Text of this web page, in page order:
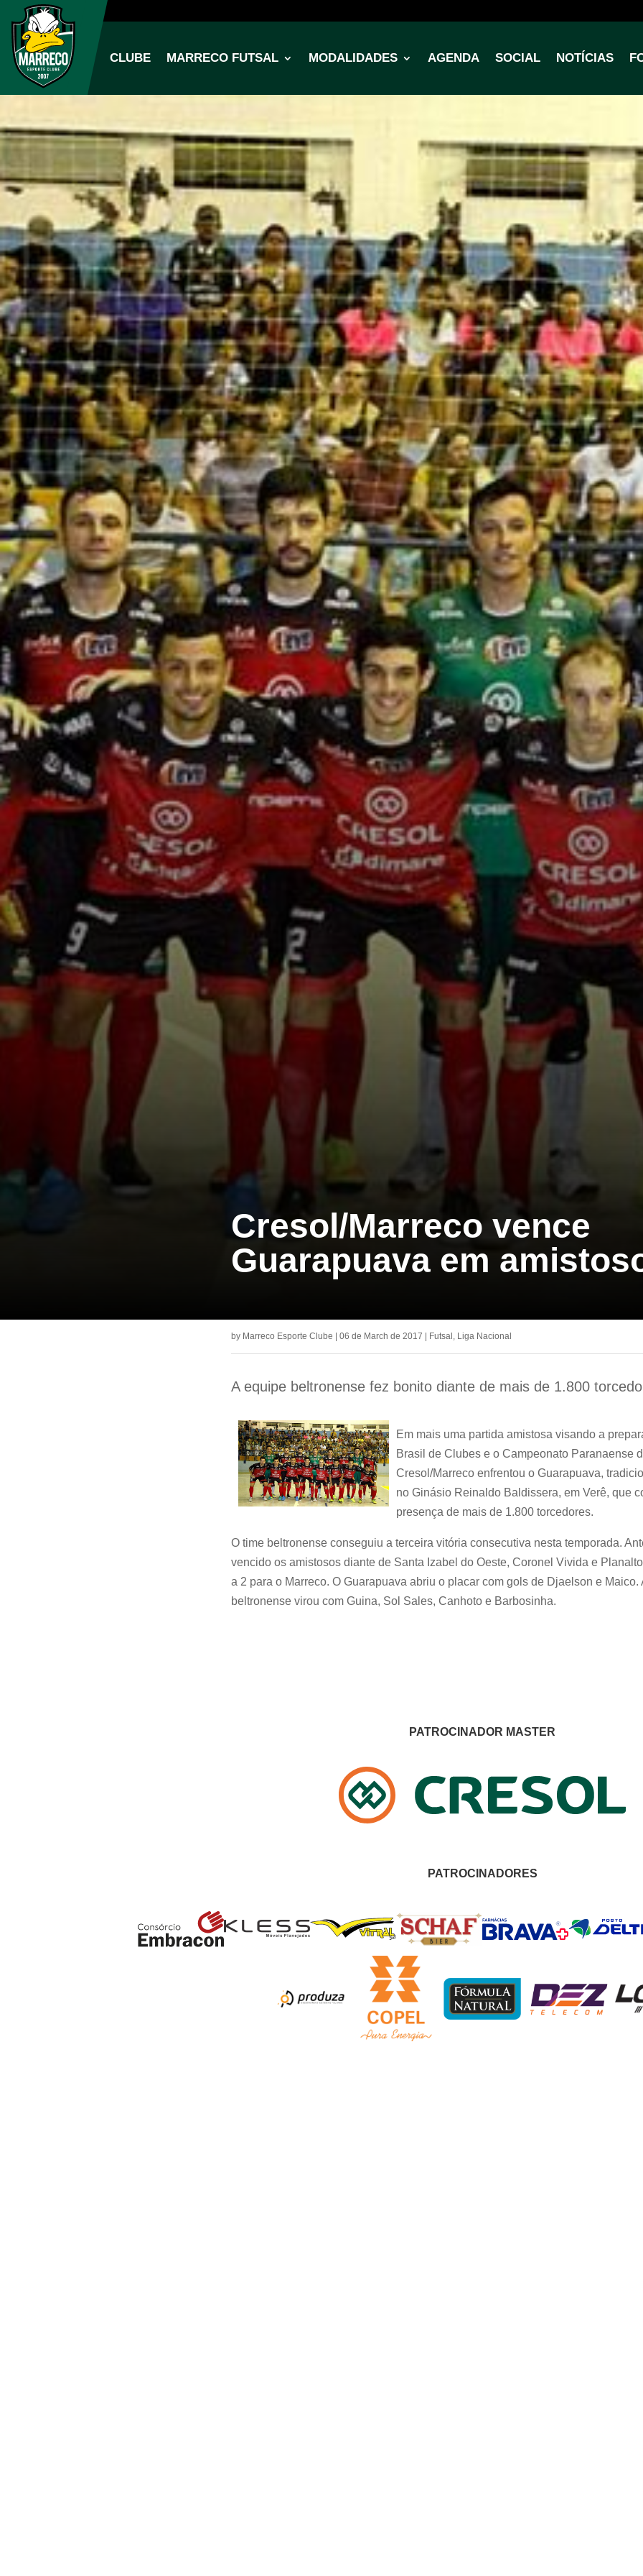
CLUBE MARRECO FUTSAL MODALIDADES AGENDA SOCIAL NOTÍCIAS
Cresol/Marreco vence
Guarapuava em
by Marreco Esporte Clube 06 de March de 2017 Futsal , Liga Nacional
A equipe beltronense fez bonito diante de mais de 1.800
Em mais uma partida amistosa visando a
Brasil de Clubes e o Campeonato Paranaense
Cresol/Marreco enfrentou o Guarapuava,
no Ginásio Reinaldo Baldissera, em Verê, que
presença de mais de 1.800 torcedores.
O time beltronense conseguiu a terceira vitória consecutiva nesta temporada.
vencido os amistosos diante de Santa Izabel do Oeste, Coronel Vivida e
a 2 para o Marreco. O Guarapuava abriu o placar com gols de Djaelson e Maico.
beltronense virou com Guina, Sol Sales, Canhoto e Barbosinha.
PATROCINADOR MASTER
PATROCINADORES